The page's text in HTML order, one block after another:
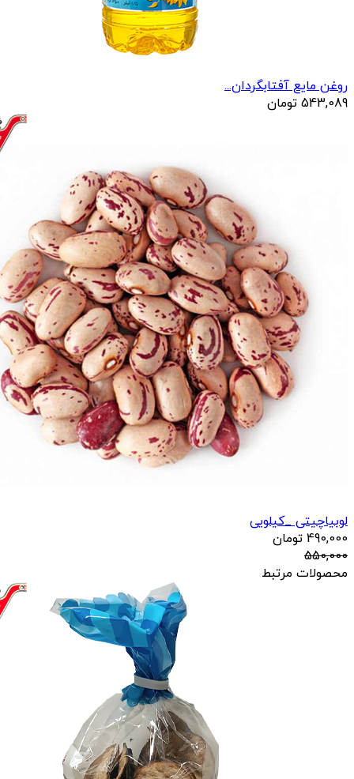
روغن مایع آفتابگردان...
543,089 تومان
لوبیاچیتی _کیلویی
490,000 تومان
550,000
محصولات مرتبط